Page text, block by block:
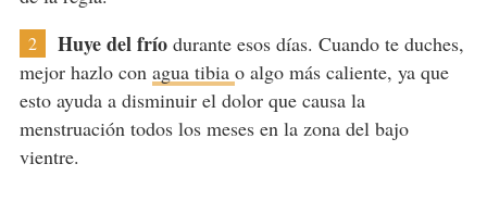
2 Huye del fríodurante esos días. Cuando te duches,
mejor hazlo con agua tibia o algo más caliente, ya que
esto ayuda a disminuir el dolor que causa la
menstruación todos los meses en la zona del bajo
vientre.